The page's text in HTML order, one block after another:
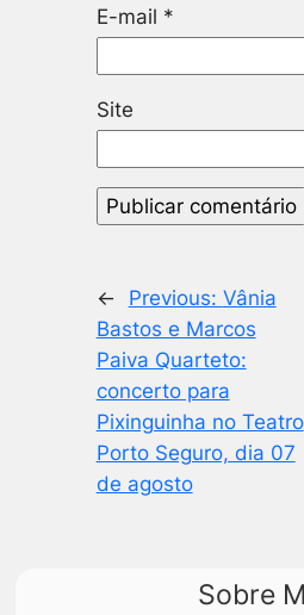
E-mail *
Site
← Previous: Vânia
Bastos e Marcos
Paiva Quarteto:
concerto para
Pixinguinha no Teatro
Porto Seguro, dia 07
de agosto
Sobre